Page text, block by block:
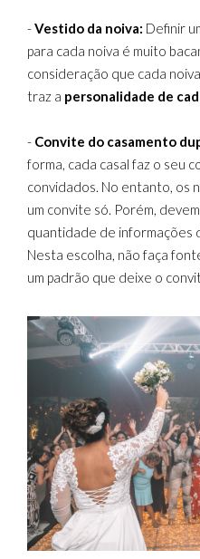
-Vestido da noiva: Definir
para cada noiva é muito
consideração que cada
traz a personalidade de
- Convite do casamento
forma, cada casal faz o seu
convidados. No entanto, os
um convite só. Porém,
quantidade de informações
Nesta escolha, não faça
um padrão que deixe o